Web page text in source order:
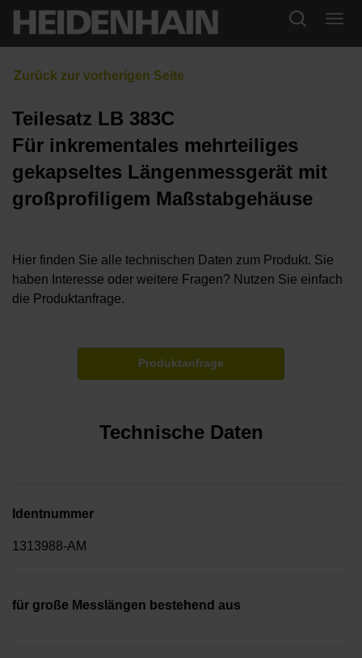
Teilesatz LB 383C
Für inkrementales mehrteiliges
gekapseltes Längenmessgerät mit
großprofiligem Maßstabgehäuse
Hier finden Sie alle technischen Daten zum Produkt. Sie
haben Interesse oder weitere Fragen? Nutzen Sie einfach
die Produktanfrage.
Produktanfrage
Technische Daten
Identnummer
1313988-AM
für große Messlängen bestehend aus